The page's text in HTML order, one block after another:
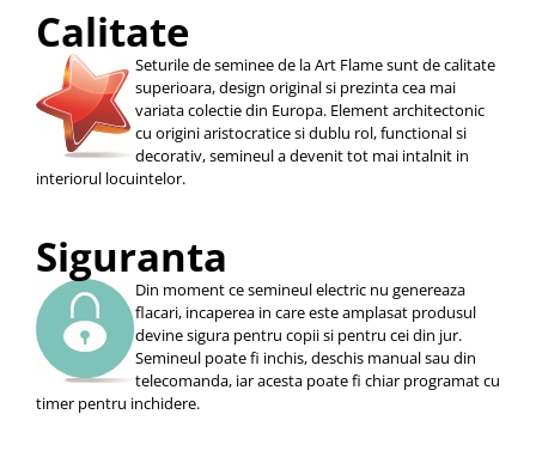
Calitate
Seturile de seminee de la Art Flame sunt de calitate
superioara, design original si prezinta cea mai
variata colectie din Europa. Element architectonic
cu origini aristocratice si dublu rol, functional si
decorativ, semineul a devenit tot mai intalnit in
interiorul locuintelor.
Siguranta
Din moment ce semineul electric nu genereaza
flacari, incaperea in care este amplasat produsul
devine sigura pentru copii si pentru cei din jur.
Semineul poate fi inchis, deschis manual sau din
telecomanda, iar acesta poate fi chiar programat cu
timer pentru inchidere.